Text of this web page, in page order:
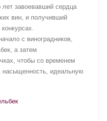
лет завоевавший сердца
вин, и получивший
с виноградников,
а затем
чтобы со временем
насыщенность, идеальную